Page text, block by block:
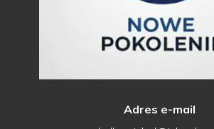
Adres e-mail